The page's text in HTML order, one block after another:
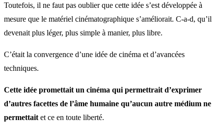
Toutefois, il ne faut pas oublier que cette idée s’est développée à
mesure que le matériel cinématographique s’améliorait. C-a-d, qu’il
devenait plus léger, plus simple à manier, plus libre.
C’était la convergence d’une idée de cinéma et d’avancées
techniques.
Cette idée promettait un cinéma qui permettrait d’exprimer
d’autres facettes de l’âme humaine qu’aucun autre médium ne
permettait et ce en toute liberté.